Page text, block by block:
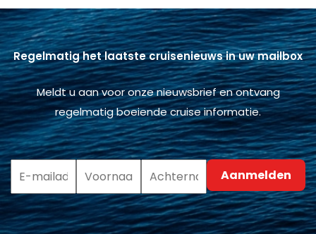
Regelmatig het laatste cruisenieuws in uw mailbox
Meldt u aan voor onze nieuwsbrief en ontvang
regelmatig boeiende cruise informatie.